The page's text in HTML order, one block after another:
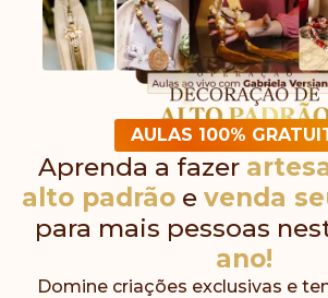
AULAS 100%
Aprenda a fazer
alto padrãoe venda
para mais pessoas
ano!
Domine criações exclusivas e